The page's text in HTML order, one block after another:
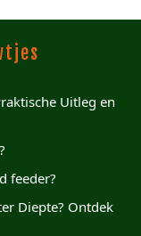
Uitleg en
feeder?
Diepte? Ontdek